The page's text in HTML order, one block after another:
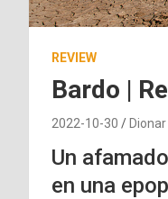
REVIEW
Bardo |
2022-10-30
Un
en una